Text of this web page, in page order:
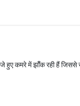
कमरे में झॉँक रही हैं जिससे